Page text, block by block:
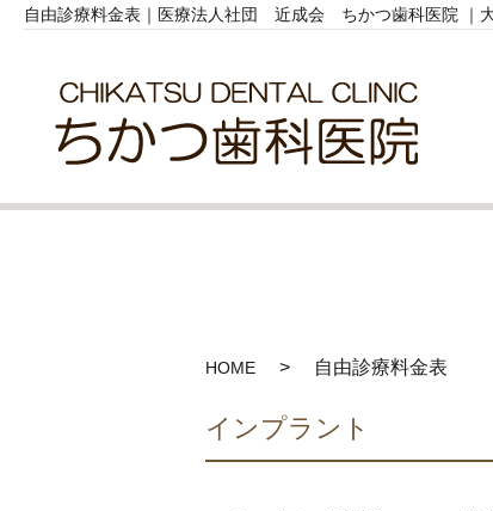
自由診療料金表｜医療法人社団 近成会 ちかつ歯科医院 ｜
HOME 自由診療料金表
インプラント